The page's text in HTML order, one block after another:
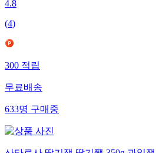
4.8
(4)
300적립
무료배송
633명구매중